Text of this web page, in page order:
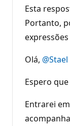
s
d
e
r
e
t
ã
Esta
Portanto,
Olá,
Espero
Entrarei